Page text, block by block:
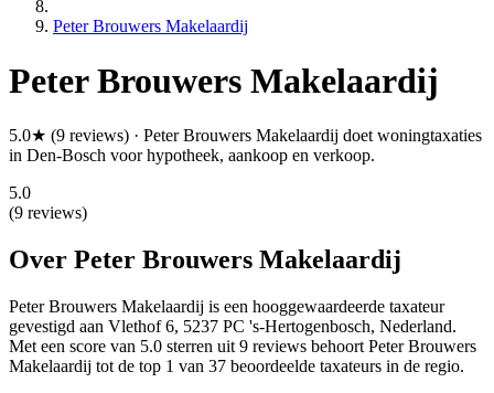
Peter Brouwers Makelaardij
Peter Brouwers Makelaardij
5.0★ (9 reviews) · Peter Brouwers Makelaardij doet woningtaxaties
in Den-Bosch voor hypotheek, aankoop en verkoop.
5.0
(9 reviews)
Over Peter Brouwers Makelaardij
Peter Brouwers Makelaardij is een hooggewaardeerde taxateur
gevestigd aan Vlethof 6, 5237 PC 's-Hertogenbosch, Nederland.
Met een score van 5.0 sterren uit 9 reviews behoort Peter Brouwers
Makelaardij tot de top 1 van 37 beoordeelde taxateurs in de regio.